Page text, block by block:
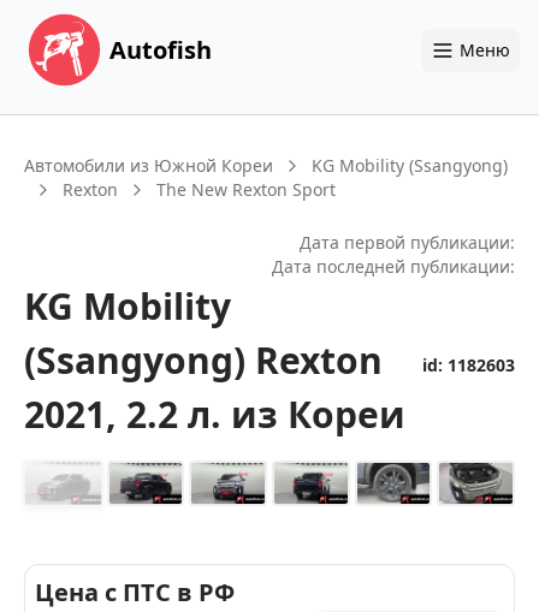
Autofish Меню
Автомобили из Южной Кореи
KG Mobility (Ssangyong)
Rexton
The New Rexton Sport
Дата первой публикации:
Дата последней публикации:
KG Mobility
(Ssangyong) Rexton
2021, 2.2 л. из Кореи
id: 1182603
Цена с ПТС в РФ